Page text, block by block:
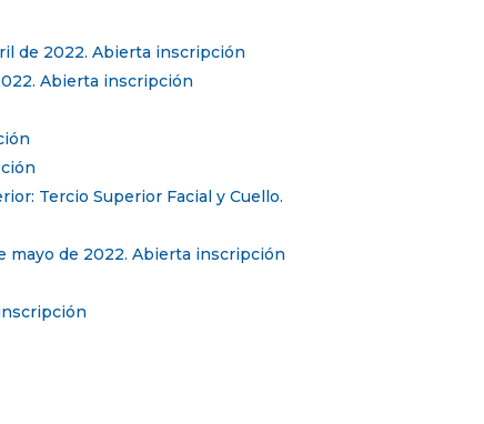
de 2022. Abierta inscripción
Abierta inscripción
Tercio Superior Facial y Cuello.
mayo de 2022. Abierta inscripción